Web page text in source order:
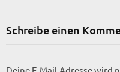
Schreibe einen